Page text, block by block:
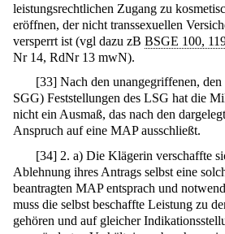
leistungsrechtlichen Zugang zu
eröffnen, der nicht transsexuellen
versperrt ist (vgl dazu zB BSGE 100,
Nr 14, RdNr 13 mwN).
[33] Nach den unangegriffenen, den
SGG) Feststellungen des LSG hat die
nicht ein Ausmaß, das nach den
Anspruch auf eine MAP ausschließt.
[34] 2. a) Die Klägerin verschaffte
Ablehnung ihres Antrags selbst eine
beantragten MAP entsprach und
muss die selbst beschaffte Leistung zu
gehören und auf gleicher